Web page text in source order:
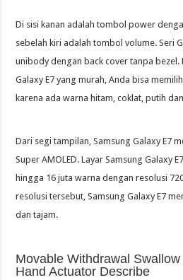
Di sisi kanan adalah tombol power
sebelah kiri adalah tombol volume. Seri
unibody dengan back cover tanpa bezel.
Galaxy E7 yang murah, Anda bisa
karena ada warna hitam, coklat, putih
Dari segi tampilan, Samsung Galaxy E7
Super AMOLED. Layar Samsung Galaxy
hingga 16 juta warna dengan resolusi
resolusi tersebut, Samsung Galaxy E7
dan tajam.
Movable Withdrawal Swallow سامسونج E7 Second
Hand Actuator Describe